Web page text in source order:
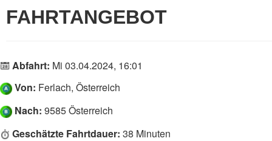
Für Firmen
Support
Registrieren
Deutsch
FAHRTANGEBOT
Abfahrt: Mi 03.04.2024, 16:01
Von: Ferlach, Österreich
Nach: 9585 Österreich
Geschätzte Fahrtdauer: 38 Minuten